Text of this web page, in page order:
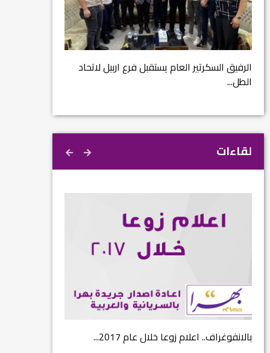
الرفيق السكرتير العام يستقبل فرع اربيل لاتحاد
الطل...
لقاءات
بالانفوغراف.. اعلام زوعا خلال عام 2017...